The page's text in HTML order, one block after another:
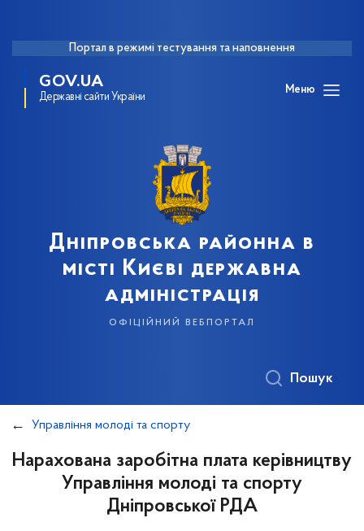
Портал в режимі тестування та наповнення
GOV.UA
Державні сайти України
Меню
Дніпровська районна в
місті Києві державна
адміністрація
офіційний вебпортал
Пошук
Управління молоді та спорту
Нарахована заробітна плата керівництву
Управління молоді та спорту
Дніпровської РДА